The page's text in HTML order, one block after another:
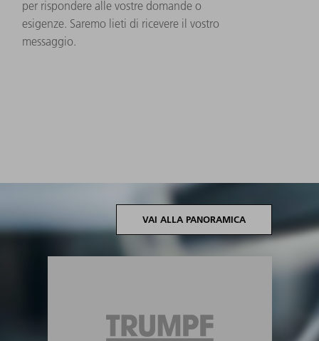
per rispondere alle vostre domande o
esigenze. Saremo lieti di ricevere il vostro
messaggio.
VAI ALLA PANORAMICA